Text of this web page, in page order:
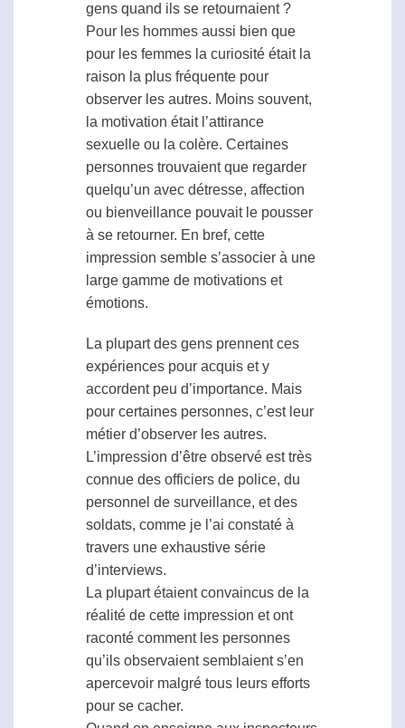
gens quand ils se retournaient ?
Pour les hommes aussi bien que
pour les femmes la curiosité était la
raison la plus fréquente pour
observer les autres. Moins souvent,
la motivation était l’attirance
sexuelle ou la colère. Certaines
personnes trouvaient que regarder
quelqu’un avec détresse, affection
ou bienveillance pouvait le pousser
à se retourner. En bref, cette
impression semble s’associer à une
large gamme de motivations et
émotions.
La plupart des gens prennent ces
expériences pour acquis et y
accordent peu d’importance. Mais
pour certaines personnes, c’est leur
métier d’observer les autres.
L’impression d’être observé est très
connue des officiers de police, du
personnel de surveillance, et des
soldats, comme je l’ai constaté à
travers une exhaustive série
d’interviews.
La plupart étaient convaincus de la
réalité de cette impression et ont
raconté comment les personnes
qu’ils observaient semblaient s’en
apercevoir malgré tous leurs efforts
pour se cacher.